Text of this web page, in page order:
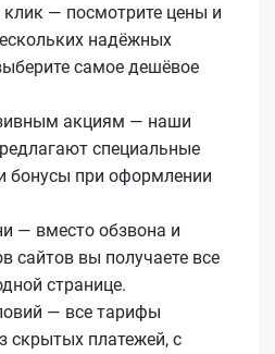
клик — посмотрите цены и
надёжных
самое дешёвое
акциям — наши
специальные
бонусы при оформлении
— вместо обзвона и
сайтов вы получаете все
странице.
— все тарифы
скрытых платежей, с